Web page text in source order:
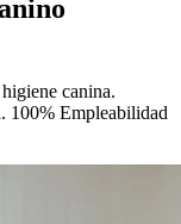
canina.
100% Empleabilidad